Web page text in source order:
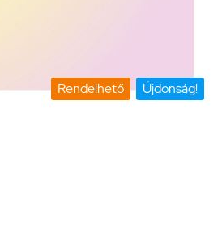
Rendelhető Újdonság!